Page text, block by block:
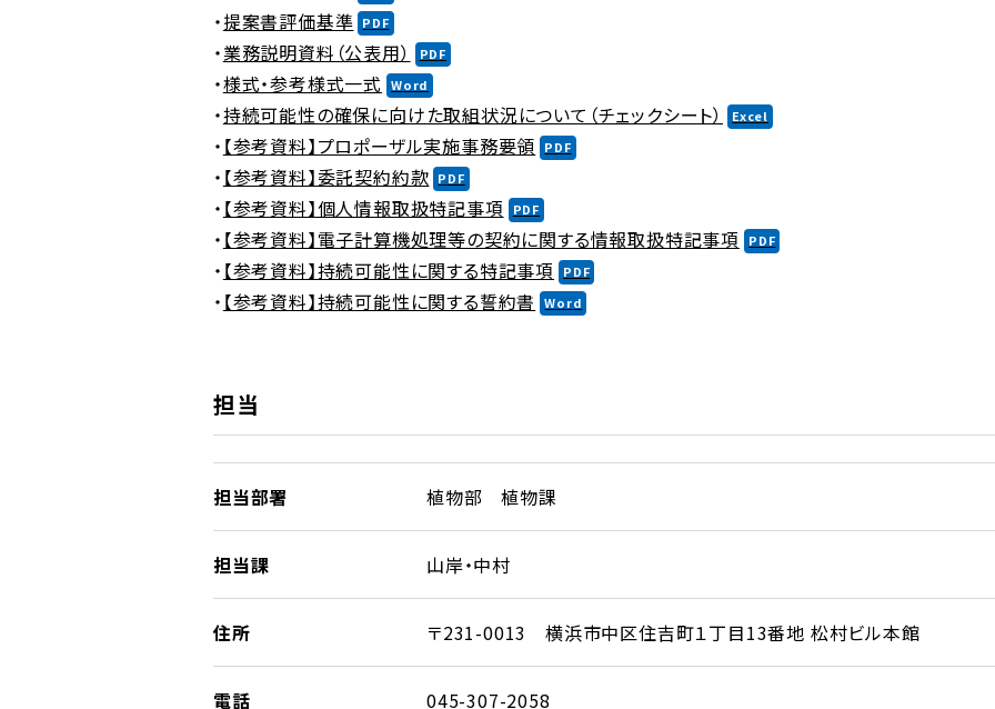
・提案書評価基準
・業務説明資料（公表用）
・様式・参考様式一式
・持続可能性の確保に向けた取組状況について（チェックシート）
・ 【参考資料】プロポーザル実施事務要領
・ 【参考資料】委託契約約款
・ 【参考資料】個人情報取扱特記事項
・ 【参考資料】電子計算機処理等の契約に関する情報取扱特記事項
・ 【参考資料】持続可能性に関する特記事項
・ 【参考資料】持続可能性に関する誓約書
担当
担当部署 植物部 植物課
担当課 山岸・中村
住所 〒231-0013 横浜市中区住吉町１丁目13番地 松村ビル本館
電話 045-307-2058